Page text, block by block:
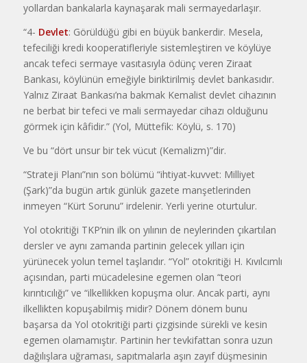
yollardan bankalarla kaynaşarak mali sermayedarlaşır.
“4- Devlet: Görüldüğü gibi en büyük bankerdir. Mesela,
tefeciliği kredi kooperatifleriyle sistemleştiren ve köylüye
ancak tefeci sermaye vasıtasıyla ödünç veren Ziraat
Bankası, köylünün emeğiyle biriktirilmiş devlet bankasıdır.
Yalnız Ziraat Bankası’na bakmak Kemalist devlet cihazının
ne berbat bir tefeci ve mali sermayedar cihazı olduğunu
görmek için kâfidir.” (Yol, Müttefik: Köylü, s. 170)
Ve bu “dört unsur bir tek vücut (Kemalizm)”dir.
“Strateji Planı”nın son bölümü “ihtiyat-kuvvet: Milliyet
(Şark)”da bugün artık günlük gazete manşetlerinden
inmeyen “Kürt Sorunu” irdelenir. Yerli yerine oturtulur.
Yol otokritiği TKP’nin ilk on yılının de neylerinden çıkartılan
dersler ve aynı zamanda partinin gelecek yılları için
yürünecek yolun temel taşlarıdır. “Yol” otokritiği H. Kıvılcımlı
açısından, parti mücadelesine egemen olan “teori
kırıntıcılığı” ve “ilkellikken kopuşma olur. Ancak parti, aynı
ilkellikten kopuşabilmiş midir? Dönem dönem bunu
başarsa da Yol otokritiği parti çizgisinde sürekli ve kesin
egemen olamamıştır. Partinin her tevkifattan sonra uzun
dağılışlara uğraması, sapıtmalarla aşın zayıf düşmesinin